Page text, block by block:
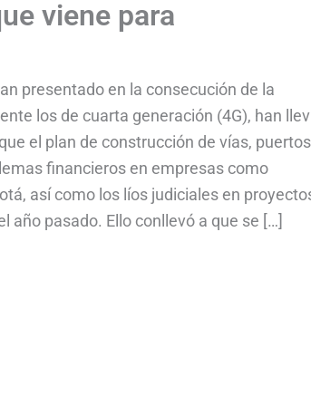
viene para
presentado en la consecución de la
los de cuarta generación (4G), han
el plan de construcción de vías,
financieros en empresas como
así como los líos judiciales en
año pasado. Ello conllevó a que se […]